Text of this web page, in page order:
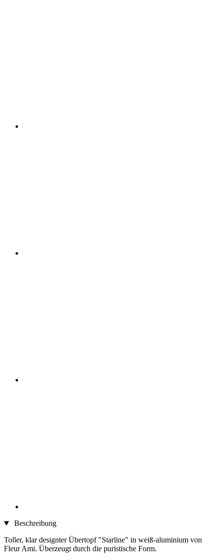
Beschreibung
Toller, klar designter Übertopf "Starline" in weiß-aluminium von
Fleur Ami. Überzeugt durch die puristische Form.